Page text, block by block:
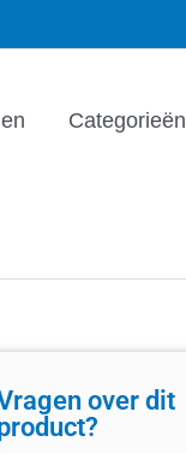
Categorieën
over dit